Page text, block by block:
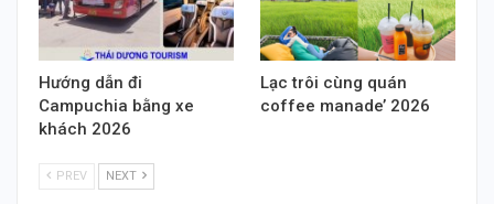
Hướng dẫn đi
Campuchia bằng xe
khách 2026
Lạc trôi cùng quán
coffee manade’ 2026
PREV NEXT